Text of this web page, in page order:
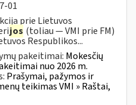
01
prie Lietuvos
jos (toliau — VMI prie FM)
Respublikos...
pakeitimai: Mokesčių
nuo 2026 m.
Prašymai, pažymos ir
teikimas VMI » Raštai,